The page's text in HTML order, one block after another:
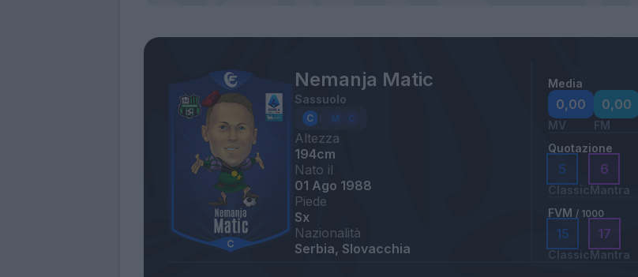
Nemanja Matic
Sassuolo
Altezza
194cm
Nato il
01 Ago 1988
Piede
Sx
Nazionalità
Serbia, Slovacchia
Media
0,00
MV
0,00
FM
Quotazione
5
Classic
6
Mantra
FVM / 1000
15
Classic
17
Mantra